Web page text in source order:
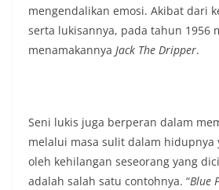
mengendalikan emosi. Akibat dari
serta lukisannya, pada tahun 1956
menamakannya Jack The Dripper.
Seni lukis juga berperan dalam
melalui masa sulit dalam hidupnya
oleh kehilangan seseorang yang
adalah salah satu contohnya. “Blue